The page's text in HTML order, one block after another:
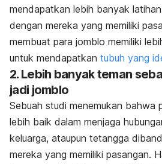
mendapatkan lebih banyak
dengan mereka yang memiliki
membuat para jomblo memiliki
untuk mendapatkan tubuh yang
2. Lebih banyak teman
jadi jomblo
Sebuah studi menemukan bahwa
lebih baik dalam menjaga
keluarga, ataupun tetangga
mereka yang memiliki pasangan.